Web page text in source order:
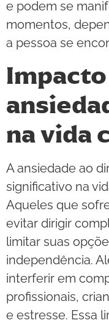
e podem se
momentos,
a pessoa se
na vida
A ansiedade ao
significativo na
Aqueles que
evitar dirigir
limitar suas
independência.
interferir em
profissionais,
e estresse. Essa